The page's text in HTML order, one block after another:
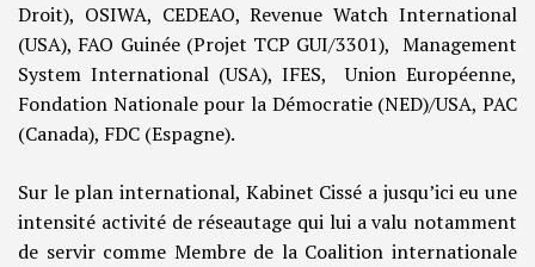
Droit), OSIWA, CEDEAO, Revenue Watch International
(USA), FAO Guinée (Projet TCP GUI/3301), Management
System International (USA), IFES, Union Européenne,
Fondation Nationale pour la Démocratie (NED)/USA, PAC
(Canada), FDC (Espagne).
Sur le plan international, Kabinet Cissé a jusqu’ici eu une
intensité activité de réseautage qui lui a valu notamment
de servir comme Membre de la Coalition internationale